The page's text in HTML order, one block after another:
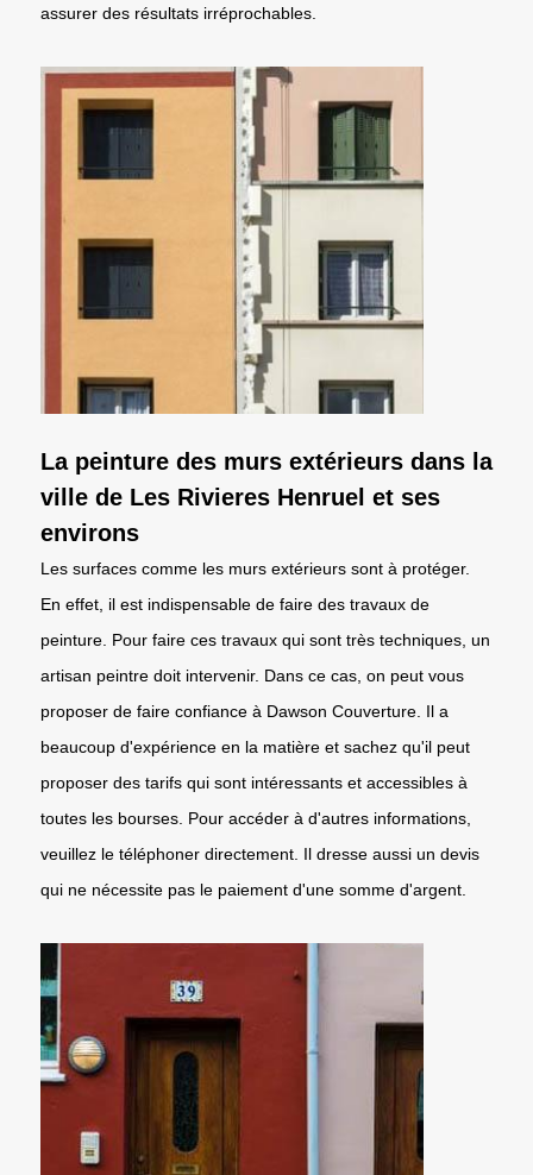
assurer des résultats irréprochables.
La peinture des murs extérieurs dans la
ville de Les Rivieres Henruel et ses
environs
Les surfaces comme les murs extérieurs sont à protéger.
En effet, il est indispensable de faire des travaux de
peinture. Pour faire ces travaux qui sont très techniques, un
artisan peintre doit intervenir. Dans ce cas, on peut vous
proposer de faire confiance à Dawson Couverture. Il a
beaucoup d'expérience en la matière et sachez qu'il peut
proposer des tarifs qui sont intéressants et accessibles à
toutes les bourses. Pour accéder à d'autres informations,
veuillez le téléphoner directement. Il dresse aussi un devis
qui ne nécessite pas le paiement d'une somme d'argent.